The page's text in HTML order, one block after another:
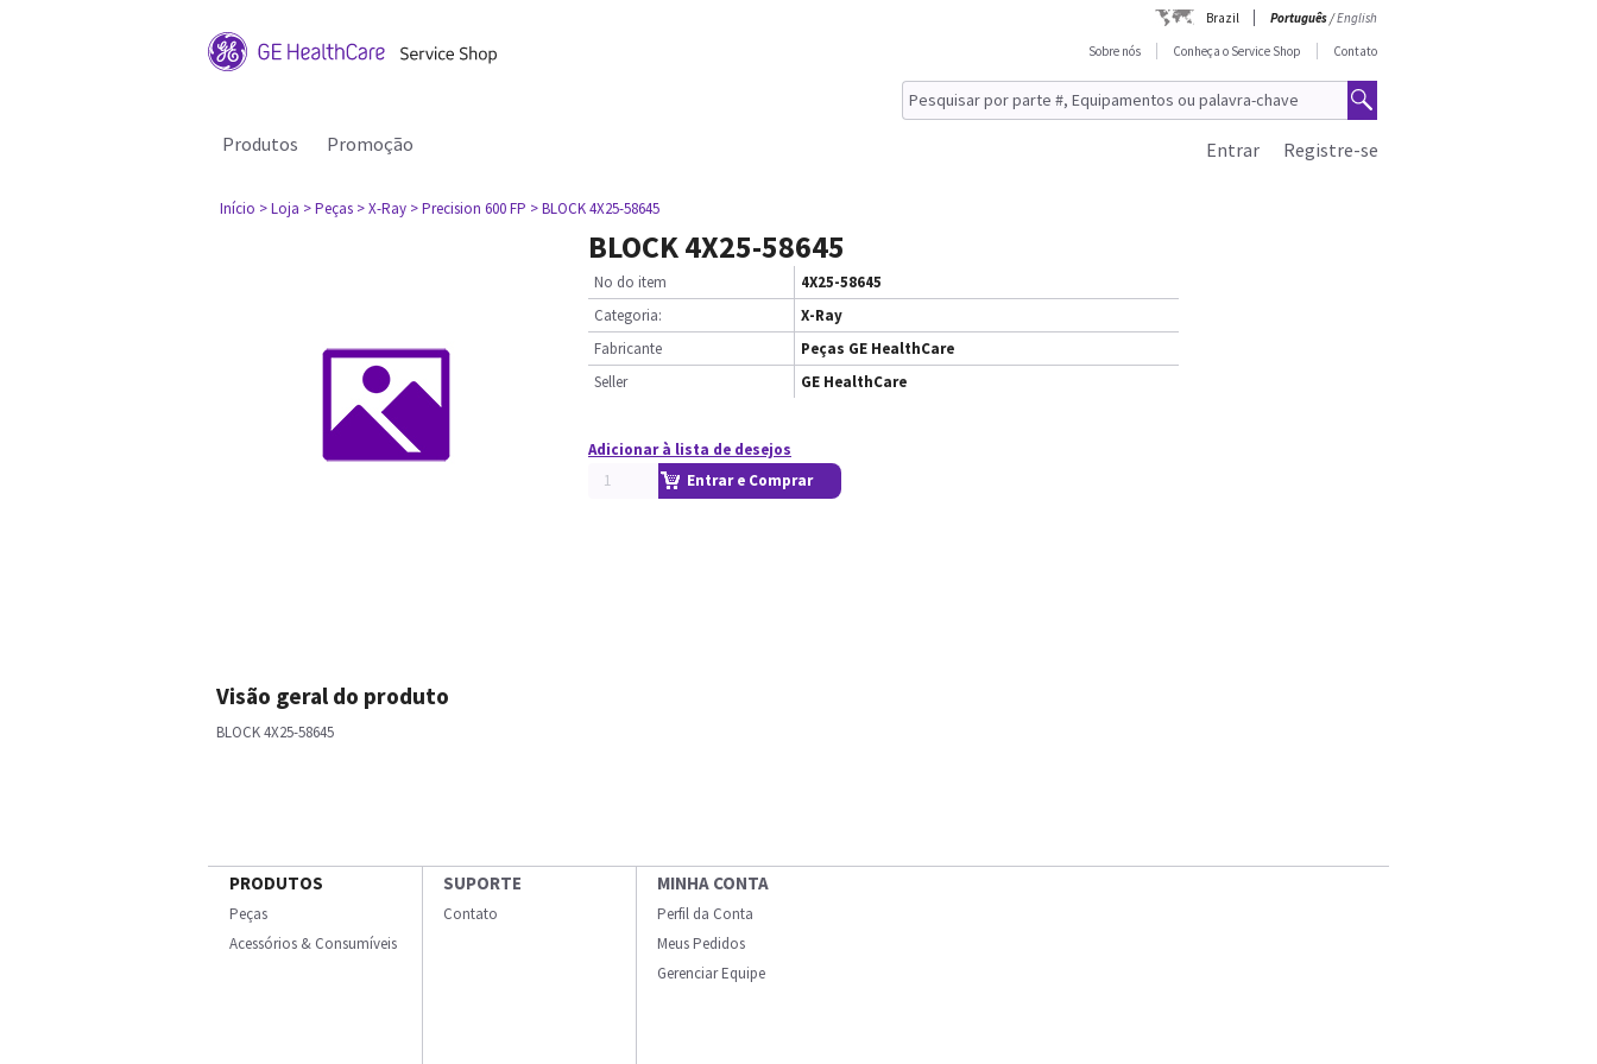
Brazil Português/English
Sobre nós
Conheça o Service Shop Contato
Produtos Promoção Registre-se
Entrar
Início > Loja > Peças > X-Ray > Precision 600 FP > BLOCK 4X25-58645
BLOCK 4X25-58645
No do item
4X25-58645
Categoria:
X-Ray
Fabricante
Peças GE HealthCare
Seller
GE HealthCare
Adicionar à lista de desejos
Entrar e Comprar
Visão geral do produto
BLOCK 4X25-58645
PRODUTOS
Peças
Acessórios & Consumíveis
SUPORTE
Contato
MINHA CONTA
Perfil da Conta
Meus Pedidos
Gerenciar Equipe